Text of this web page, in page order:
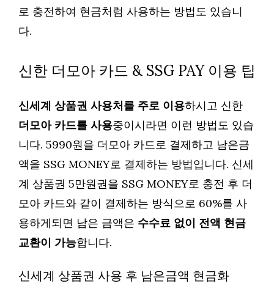
로 충전하여 현금처럼 사용하는 방법도 있습니
다.
신한 더모아 카드 & SSG PAY 이용 팁
신세계 상품권 사용처를 주로 이용하시고 신한
더모아 카드를 사용중이시라면 이런 방법도 있습
니다. 5990원을 더모아 카드로 결제하고 남은금
액을 SSG MONEY로 결제하는 방법입니다. 신세
계 상품권 5만원권을 SSG MONEY로 충전 후 더
모아 카드와 같이 결제하는 방식으로 60%를 사
용하게되면 남은 금액은 수수료 없이 전액 현금
교환이 가능합니다.
신세계 상품권 사용 후 남은금액 현금화